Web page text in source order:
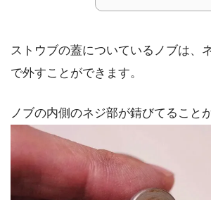
ストウブの蓋についているノブは、
で外すことができます。
ノブの内側のネジ部が錆びてること